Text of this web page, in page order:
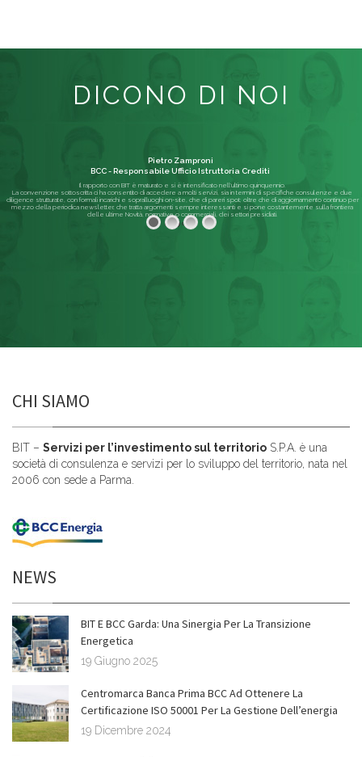
DICONO DI NOI
Il rapporto con BIT è maturato e si è intensificato nell'ultimo quinquennio.
La convenzione sottoscritta ci ha consentito di accedere a molti servizi, sia in termini di specifiche consulenze e due
diligence strutturate, con formali incarichi e sopralluoghi on-site, che di pareri spot; oltre che di aggiornamento continuo per
mezzo della periodica newsletter, che tratta argomenti sempre interessanti e si pone costantemente sulla frontiera
delle ultime Novità, normative o commerciali, dei settori presidiati.
Pietro Zamproni
BCC - Responsabile Ufficio Istruttoria Crediti
Leggi di più
CHI SIAMO
BIT – Servizi per l’investimento sul territorio S.P.A. è una
società di consulenza e servizi per lo sviluppo del territorio, nata nel
2006 con sede a Parma.
NEWS
BIT E BCC Garda: Una Sinergia Per La Transizione
Energetica
19 Giugno 2025
Centromarca Banca Prima BCC Ad Ottenere La
Certificazione ISO 50001 Per La Gestione Dell’energia
19 Dicembre 2024